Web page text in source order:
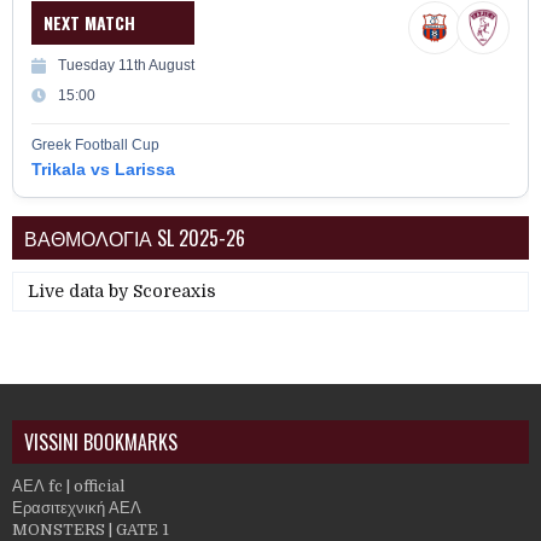
NEXT MATCH
Tuesday 11th August
15:00
Greek Football Cup
Trikala vs Larissa
ΒΑΘΜΟΛΟΓΙΑ SL 2025-26
Live data by Scoreaxis
VISSINI BOOKMARKS
ΑΕΛ fc | official
Ερασιτεχνική ΑΕΛ
MONSTERS | GATE 1